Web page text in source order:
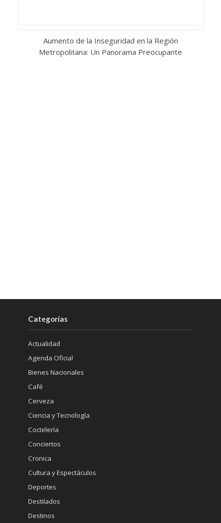
Aumento de la Inseguridad en la Región
Metropolitana: Un Panorama Preocupante
Categorías
Actualidad
Agenda Oficial
Bienes Nacionales
Café
Cerveza
Ciencia y Tecnología
Coctelería
Conciertos
Cronica
Cultura y Espectáculos
Deportes
Destilados
Destinos